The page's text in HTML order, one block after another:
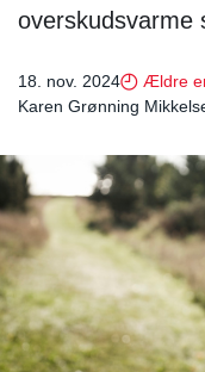
overskudsvarme
18. nov. 2024
Ældre
Karen Grønning